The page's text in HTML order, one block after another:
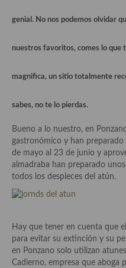
Viajes eno-gastro-turísticos
En El Candelero
Las opiniones de la
Prensa
Recetas
Acompañamientos
Airfryer recetas
Aderezos, salsas,
aditivos
genial. No nos podemos olvidar
nuestros favoritos, comes lo que
magnifica, un sitio totalmente
sabes, no te lo pierdas.
Bueno a lo nuestro, en
gastronómico y han
de mayo al 23 de junio y
almadraba han preparado
todos los despieces del atún.
Hay que tener en cuenta que
para evitar su extinción y su
en Ponzano solo utilizan
Cadierno, empresa que aboga